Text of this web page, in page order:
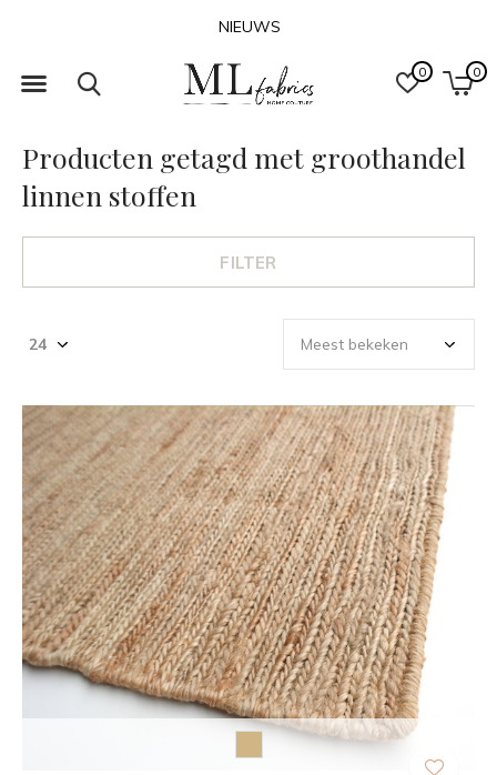
0 0
CONTACT
Producten getagd met groothandel
linnen stoffen
FILTER